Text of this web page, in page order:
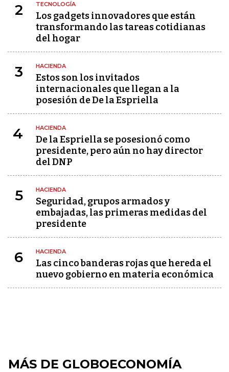
2 TECNOLOGÍA
Los gadgets innovadores que están
transformando las tareas cotidianas
del hogar
3 HACIENDA
Estos son los invitados
internacionales que llegan a la
posesión de De la Espriella
4 HACIENDA
De la Espriella se posesionó como
presidente, pero aún no hay director
del DNP
5 HACIENDA
Seguridad, grupos armados y
embajadas, las primeras medidas del
presidente
6 HACIENDA
Las cinco banderas rojas que hereda el
nuevo gobierno en materia económica
MÁS DE GLOBOECONOMÍA